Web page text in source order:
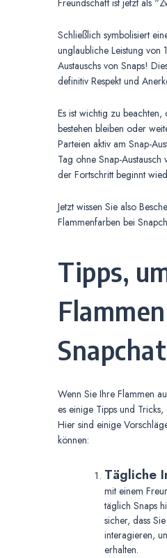
Freundschaft ist jetzt als
Schließlich symbolisiert
unglaubliche Leistung von
Austauschs von Snaps!
definitiv Respekt und
Es ist wichtig zu beachten,
bestehen bleiben oder
Parteien aktiv am Snap-
Tag ohne Snap-
der Fortschritt beginnt
Jetzt wissen Sie also
Flammenfarben bei
Tipps,
Wenn Sie Ihre Flammen
es einige Tipps und
Hier sind einige
können:
Tägliche
mit einem
täglich Snaps
sicher, dass
interagieren,
erhalten.